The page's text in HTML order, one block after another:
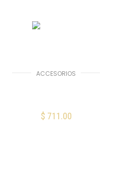
ACCESORIOS
$ 711.00
AÑADIR AL CARRITO